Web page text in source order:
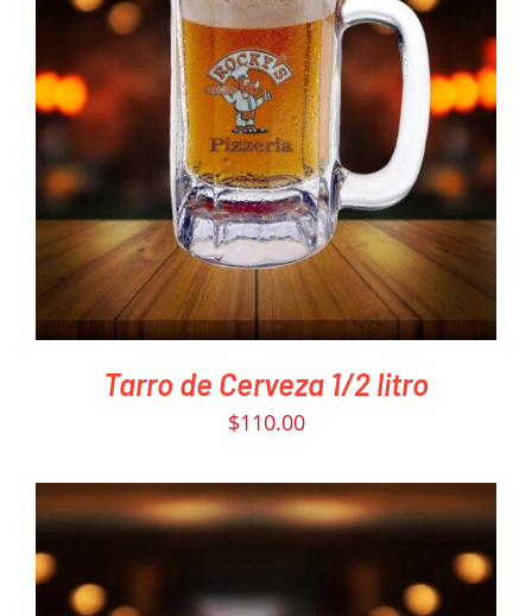
PEDIR AHORA
/
DETAILS
Tarro de Cerveza 1/2 litro
$110.00